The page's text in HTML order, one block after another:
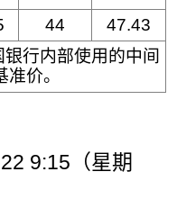
44
47.43
行内部使用的中间
价。
9:15（星期